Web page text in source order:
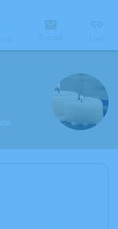
E-mail Lien